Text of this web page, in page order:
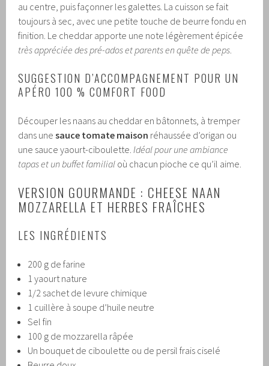
au centre, puis façonner les galettes. La cuisson se fait
toujours à sec, avec une petite touche de beurre fondu en
finition. Le cheddar apporte une note légèrement épicée
très appréciée des pré-ados et parents en quête de peps.
SUGGESTION D’ACCOMPAGNEMENT POUR UN
APÉRO 100 % COMFORT FOOD
Découper les naans au cheddar en bâtonnets, à tremper
dans unesauce tomate maison réhaussée d’origan ou
une sauce yaourt-ciboulette.Idéal pour une ambiance
tapas et un buffet familial où chacun pioche ce qu’il aime.
VERSION GOURMANDE : CHEESE NAAN
MOZZARELLA ET HERBES FRAÎCHES
LES INGRÉDIENTS
200 g de farine
1 yaourt nature
1/2 sachet de levure chimique
1 cuillère à soupe d’huile neutre
Sel fin
100 g de mozzarella râpée
Un bouquet de ciboulette ou de persil frais ciselé